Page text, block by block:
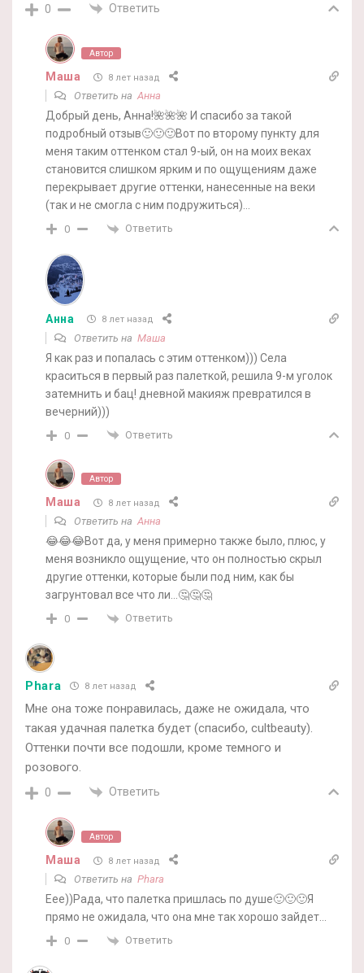
0 Ответить
Автор
Маша 8 лет назад
Ответить наАнна
Добрый день, Анна!🌺🌺🌺 И спасибо за такой
подробный отзыв🙂🙂🙂Вот по второму пункту для
меня таким оттенком стал 9-ый, он на моих веках
становится слишком ярким и по ощущениям даже
перекрывает другие оттенки, нанесенные на веки
(так и не смогла с ним подружиться)…
0 Ответить
Анна 8 лет назад
Ответить на Маша
Я как раз и попалась с этим оттенком))) Села
краситься в первый раз палеткой, решила 9-м уголок
затемнить и бац! дневной макияж превратился в
вечерний)))
0 Ответить
Автор
Маша 8 лет назад
Ответить наАнна
😂😂😂Вот да, у меня примерно также было, плюс, у
меня возникло ощущение, что он полностью скрыл
другие оттенки, которые были под ним, как бы
загрунтовал все что ли…🤔🤔🤔
0 Ответить
Phara 8 лет назад
Мне она тоже понравилась, даже не ожидала, что
такая удачная палетка будет (спасибо, cultbeauty).
Оттенки почти все подошли, кроме темного и
розового.
0 Ответить
Автор
Маша 8 лет назад
Ответить на Phara
Еее))Рада, что палетка пришлась по душе🙂🙂🙂Я
прямо не ожидала, что она мне так хорошо зайдет…
0 Ответить